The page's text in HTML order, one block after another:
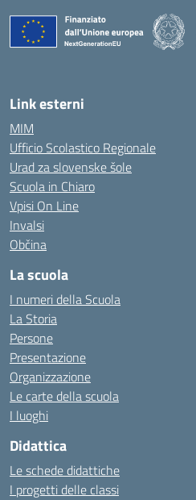
Link esterni
MIM
Ufficio Scolastico Regionale
Urad za slovenske šole
Scuola in Chiaro
Vpisi On Line
Invalsi
Občina
La scuola
I numeri della Scuola
La Storia
Persone
Presentazione
Organizzazione
Le carte della scuola
I luoghi
Didattica
Le schede didattiche
I progetti delle classi